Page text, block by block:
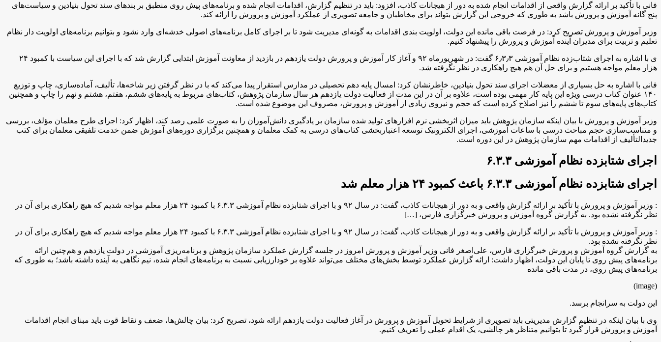
فانی با تأکید بر ارائه گزارش واقعی از اقدامات انجام شده به دور از هیجانات کاذب، افزود: باید در تنظیم گزارش، اقدامات انجام شده و برنامه‌های پیش روی منطبق بر بندهای سند تحول بنیادین و سیاست‌های
پنج گانه آموزش و پرورش باشد به طوری که خروجی این گزارش بتواند برای مخاطبان و جامعه تصویری از عملکرد آموزش و پرورش را ارائه کند.
وزیر ‌آموزش و پرورش تصریح کرد: در فرصت باقی مانده این دولت، اولویت بندی اقدامات به گونه‌ای مدیریت شود تا بر اجرای کامل برنامه‌های اصولی خدشه‌ای وارد نشود و بتوانیم برنامه‌های اولویت دار نظام
تعلیم و تربیت برای مدیران آینده آموزش و پرورش را پیشنهاد کنیم.
ی با اشاره به اجرای شتاب‌زده نظام آموزشی ۶٫۳٫۳ گفت: در شهریورماه ۹۲ و آغاز کار آموزش و پرورش دولت یازدهم در بازدید از معاونت آموزش ابتدایی گزارش شد که با اجرای این سیاست با کمبود ۲۴
هزار معلم مواجه هستیم و برای حل آن هم هیچ راهکاری در نظر نگرفته شد.
فانی با اشاره به حل بسیاری از معضلات اجرای سند تحول بنیادین، خاطرنشان کرد: امسال پایه دهم تحصیلی در مدارس استقرار پیدا می‌کند که با در نظر گرفتن زیر شاخه‌ها، تألیف، آماده‌سازی، چاپ و توزیع
۱۴۰ عنوان کتاب درسی ویژه این پایه کار مهمی بوده است، علاوه بر آن در این مدت از فعالیت دولت یازدهم هر سال سازمان پژوهش، کتاب‌های مربوط به پایه‌های ششم، هفتم، هشتم و نهم را چاپ و همچنین
کتاب‌های پایه‌های سوم تا ششم را نیز اصلاح کرده است که حجم و نیروی زیادی از آموزش و پرورش، مصروف این موضوع شده است.
وزیر آموزش و پرورش با بیان اینکه سازمان پژوهش باید میزان اثربخشی نرم افزارهای تولید شده سازمان بر یادگیری دانش‌آموزان را به صورت علمی رصد کند، اظهار کرد: اجرای طرح معلمان مؤلف، بررسی
و متناسب‌سازی حجم مباحث درسی با ساعات آموزشی، اجرای الکترونیک توسعه اعتباربخشی کتاب‌های درسی به کمک معلمان و همچنین برگزاری دوره‌های آموزش ضمن خدمت تلفیقی معلمان برای کتب
جدیدالتألیف از اقدامات مهم سازمان پژوهش در این دوره است.
اجرای شتابزده نظام آموزشی ۶.۳.۳
اجرای شتابزده نظام آموزشی ۶.۳.۳ باعث کمبود ۲۴ هزار معلم شد
: وزیر آموزش و پرورش با تأکید بر ارائه گزارش واقعی و به دور از هیجانات کاذب، گفت: در سال ۹۲ و با اجرای شتابزده نظام آموزشی ۶.۳.۳ با کمبود ۲۴ هزار معلم مواجه شدیم که هیچ راهکاری برای آن در
نظر نگرفته نشده بود. به گزارش گروه آموزش و پرورش خبرگزاری فارس، […]
: وزیر آموزش و پرورش با تأکید بر ارائه گزارش واقعی و به دور از هیجانات کاذب، گفت: در سال ۹۲ و با اجرای شتابزده نظام آموزشی ۶.۳.۳ با کمبود ۲۴ هزار معلم مواجه شدیم که هیچ راهکاری برای آن در
نظر نگرفته نشده بود.
به گزارش گروه آموزش و پرورش خبرگزاری فارس، علی‌اصغر فانی وزیر آموزش و پرورش امروز در جلسه گزارش عملکرد سازمان پژوهش و برنامه‌ریزی آموزشی در دولت یازدهم و هم‌چنین ارائه
برنامه‌های پیش روی تا پایان این دولت، اظهار داشت: ارائه گزارش عملکرد توسط بخش‌های مختلف می‌تواند علاوه بر خودارزیابی نسبت به برنامه‌های انجام شده، نیم نگاهی به آینده داشته باشد؛ به طوری که
برنامه‌های پیش روی، در مدت باقی مانده
(image)
این دولت به سرانجام برسد.
وی با بیان اینکه در تنظیم گزارش مدیریتی باید تصویری از شرایط تحویل آموزش و پرورش در آغاز فعالیت دولت یازدهم ارائه شود، تصریح کرد: بیان چالش‌ها، ضعف و نقاط قوت باید مبنای انجام اقدامات
آموزش و پرورش قرار گیرد تا بتوانیم متناظر هر چالشی، یک اقدام عملی را تعریف کنیم.